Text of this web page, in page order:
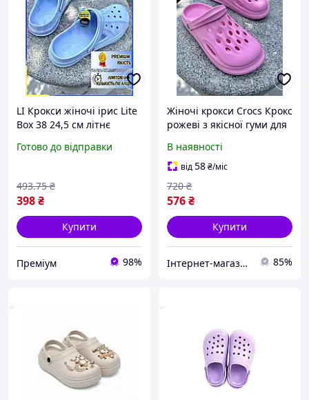
LI Крокси жіночі ірис Lite
Box 38 24,5 см літнє
прогулянок комфортні
Готово до відправки
398₴
493.75 ₴
Купити
Преміум 98%
Жіночі крокси Crocs Крокс
рожеві з якісної гуми для
відпочинку
В наявності
від58₴/міс
576₴
720 ₴
Купити
Інтернет-магазин SALE TOOLS 85%